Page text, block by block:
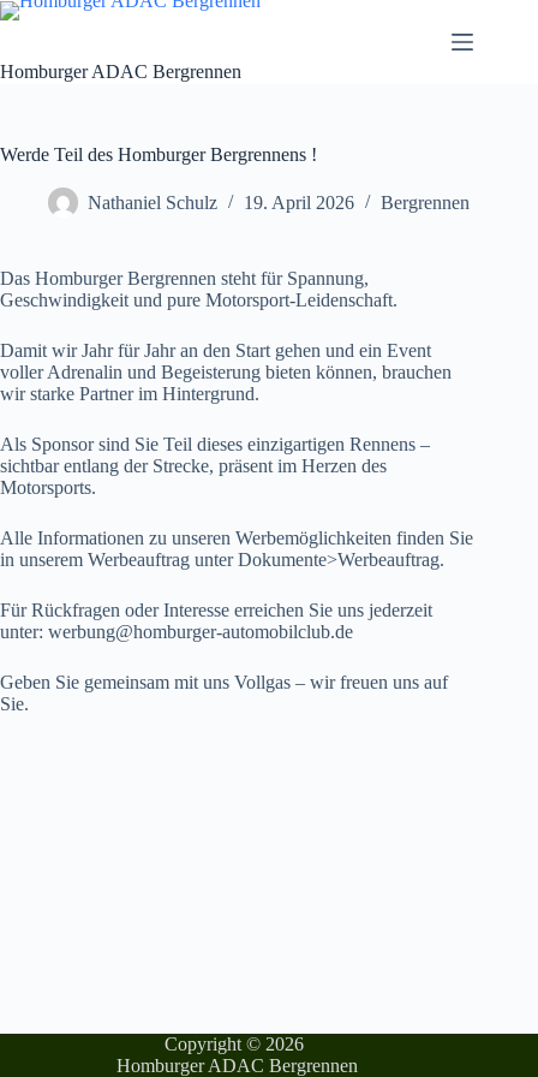
Zum
Homburger ADAC Bergrennen
Werde Teil des Homburger Bergrennens !
Nathaniel Schulz 19. April 2026 Bergrennen
Das Homburger Bergrennen steht für Spannung,
Geschwindigkeit und pure Motorsport-Leidenschaft.
Damit wir Jahr für Jahr an den Start gehen und ein Event
voller Adrenalin und Begeisterung bieten können, brauchen
wir starke Partner im Hintergrund.
Als Sponsor sind Sie Teil dieses einzigartigen Rennens –
sichtbar entlang der Strecke, präsent im Herzen des
Motorsports.
Alle Informationen zu unseren Werbemöglichkeiten finden Sie
in unserem Werbeauftrag unter Dokumente>Werbeauftrag.
Für Rückfragen oder Interesse erreichen Sie uns jederzeit
unter: werbung@homburger-automobilclub.de
Geben Sie gemeinsam mit uns Vollgas – wir freuen uns auf
Sie.
Copyright © 2026
Homburger ADAC Bergrennen